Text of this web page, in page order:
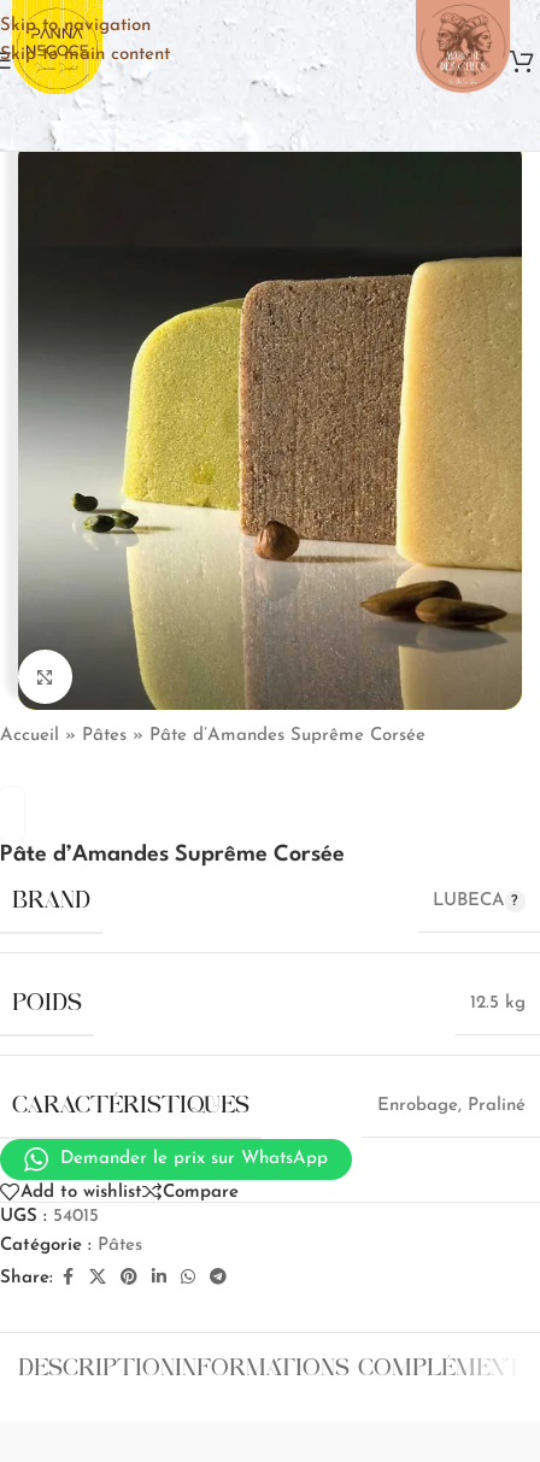
Skip to navigation
Skip to main content
Click to enlarge
Accueil » Pâtes » Pâte d’Amandes Suprême Corsée
Pâte d’Amandes Suprême Corsée
BRAND LUBECA
POIDS 12.5 kg
CARACTÉRISTIQUES Enrobage, Praliné
Demander le prix sur WhatsApp
Add to wishlist
Compare
UGS : 54015
Catégorie : Pâtes
Share:
DESCRIPTIONINFORMATIONS